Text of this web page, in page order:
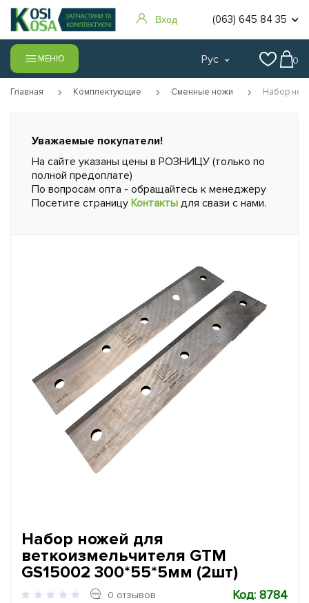
Вход (063) 645 84 35
МЕНЮ Рус 0
Главная Комплектующие Сменные ножи Набор
Уважаемые покупатели!
На сайте указаны цены в РОЗНИЦУ (только по
полной предоплате)
По вопросам опта - обращайтесь к менеджеру
Посетите страницу Контакты для свази с нами.
Набор ножей для
веткоизмельчителя GTM
GS15002 300*55*5мм (2шт)
0 отзывов Код: 8784